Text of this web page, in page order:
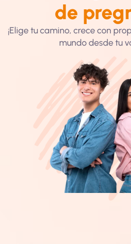
de
¡Elige tu camino, crece con
mundo desde tu